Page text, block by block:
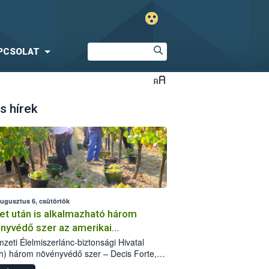
hírek
6, csütörtök
után is alkalmazható három
szer az amerikai
ellen
Élelmiszerlánc-biztonsági Hivatal
három növényvédő szer – Decis Forte,
24 EW, Oroganic – engedélyokiratát